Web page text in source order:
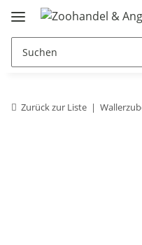
Zurück zur Liste